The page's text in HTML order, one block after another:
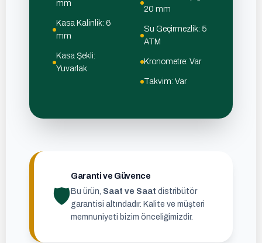
mm
Kasa Kalinlik: 6
mm
Kasa Şekli:
Yuvarlak
20 mm
Su Geçirmezlik: 5
ATM
Kronometre: Var
Takvim: Var
🛡
Garanti ve Güvence
Bu ürün, Saat ve Saat distribütör
garantisi altındadır. Kalite ve müşteri
memnuniyeti bizim önceliğimizdir.